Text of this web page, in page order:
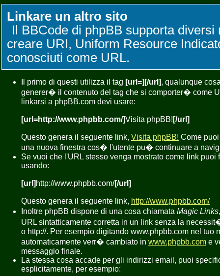
Linkare un altro sito
Il BBCode di phpBB supporta diversi
creare URI, Uniform Resource
conosciuti come URL.
Il primo di questi utilizza il tag [url=][/url], qualunque
generer� il contenuto del tag che si comporter� come
linkarsi a phpBB.com devi usare:
[url=http://www.phpbb.com/]Visita phpBB! [/url]
Questo genera il seguente link, Visita phpBB! Come
una nuova finestra cos� l'utente pu� continuare a
Se vuoi che l'URL stesso venga mostrato come link puoi
usando:
[url] http://www.phpbb.com/[/url]
Questo genera il seguente link, http://www.phpbb.com/
Inoltre phpBB dispone di una cosa chiamata Magic Links
URL sintatticamente corretta in un link senza la
o http://. Per esempio digitando www.phpbb.com nel tuo
automaticamente verr� cambiato in www.phpbb.com e
messaggio finale.
La stessa cosa accade per gli indirizzi email, puoi
esplicitamente, per esempio: